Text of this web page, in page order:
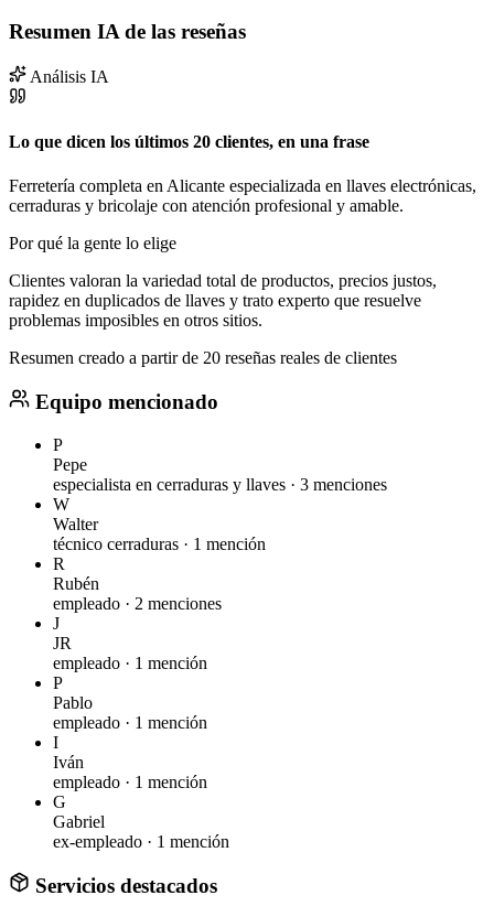
Resumen IA de las reseñas
Análisis IA
Lo que dicen los últimos 20 clientes, en una frase
Ferretería completa en Alicante especializada en llaves electrónicas,
cerraduras y bricolaje con atención profesional y amable.
Por qué la gente lo elige
Clientes valoran la variedad total de productos, precios justos,
rapidez en duplicados de llaves y trato experto que resuelve
problemas imposibles en otros sitios.
Resumen creado a partir de 20 reseñas reales de clientes
Equipo mencionado
P
Pepe
especialista en cerraduras y llaves · 3 menciones
W
Walter
técnico cerraduras · 1 mención
R
Rubén
empleado · 2 menciones
J
JR
empleado · 1 mención
P
Pablo
empleado · 1 mención
I
Iván
empleado · 1 mención
G
Gabriel
ex-empleado · 1 mención
Servicios destacados